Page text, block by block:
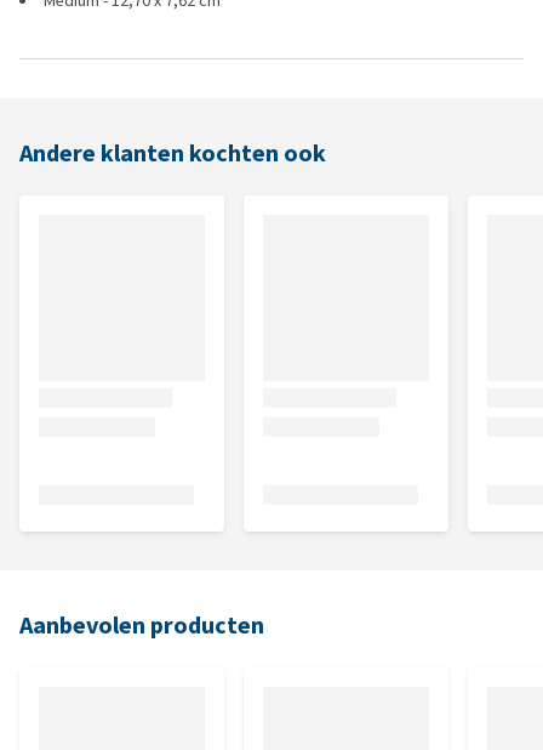
Andere klanten kochten ook
Aanbevolen producten